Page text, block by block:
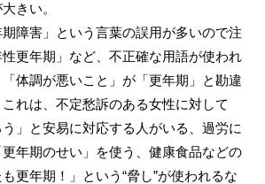
きい。
障害」という言葉の誤用が多いので注
更年期」など、不正確な用語が使われ
体調が悪いこと」が「更年期」と勘違
れは、不定愁訴のある女性に対して
う」と安易に対応する人がいる、過労に
年期のせい」を使う、健康食品などの
更年期！」という“脅し”が使われるな